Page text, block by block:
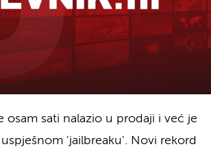
osam sati nalazio u prodaji i već je
'jailbreaku'. Novi rekord